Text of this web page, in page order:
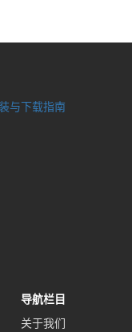
与下载指南
导航栏目
关于我们